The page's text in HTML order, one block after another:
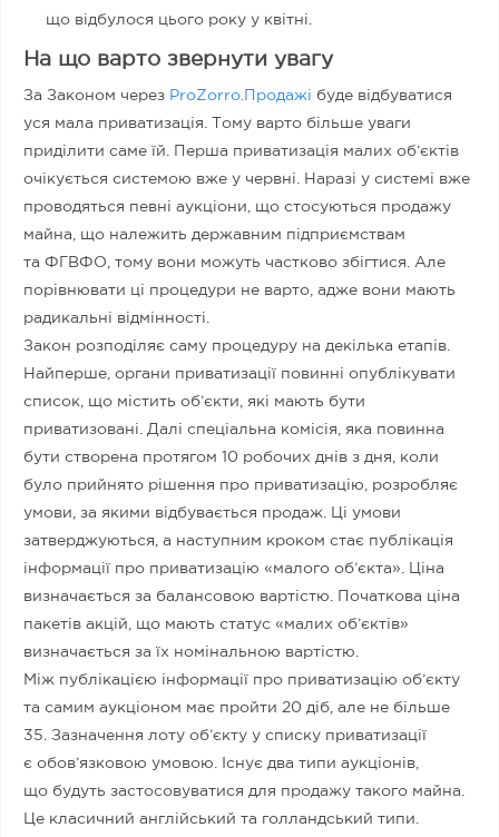
що відбулося цього року у квітні.
На що варто звернути увагу
За Законом через ProZorro.Продажі буде відбуватися
уся мала приватизація. Тому варто більше уваги
приділити саме їй. Перша приватизація малих об’єктів
очікується системою вже у червні. Наразі у системі вже
проводяться певні аукціони, що стосуються продажу
майна, що належить державним підприємствам
та ФГВФО, тому вони можуть частково збігтися. Але
порівнювати ці процедури не варто, адже вони мають
радикальні відмінності.
Закон розподіляє саму процедуру на декілька етапів.
Найперше, органи приватизації повинні опублікувати
список, що містить об’єкти, які мають бути
приватизовані. Далі спеціальна комісія, яка повинна
бути створена протягом 10 робочих днів з дня, коли
було прийнято рішення про приватизацію, розробляє
умови, за якими відбувається продаж. Ці умови
затверджуються, а наступним кроком стає публікація
інформації про приватизацію «малого об’єкта». Ціна
визначається за балансовою вартістю. Початкова ціна
пакетів акцій, що мають статус «малих об’єктів»
визначається за їх номінальною вартістю.
Між публікацією інформації про приватизацію об’єкту
та самим аукціоном має пройти 20 діб, але не більше
35. Зазначення лоту об’єкту у списку приватизації
є обов’язковою умовою. Існує два типи аукціонів,
що будуть застосовуватися для продажу такого майна.
Це класичний англійський та голландський типи.